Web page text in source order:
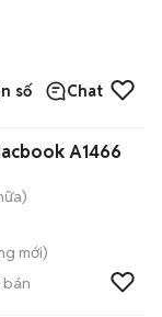
số Chat
A1466
mới)
bán